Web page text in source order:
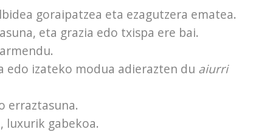
goraipatzea eta ezagutzera ematea.
eta grazia edo txispa ere bai.
edo izateko modua adierazten du aiurri
erraztasuna.
luxurik gabekoa.